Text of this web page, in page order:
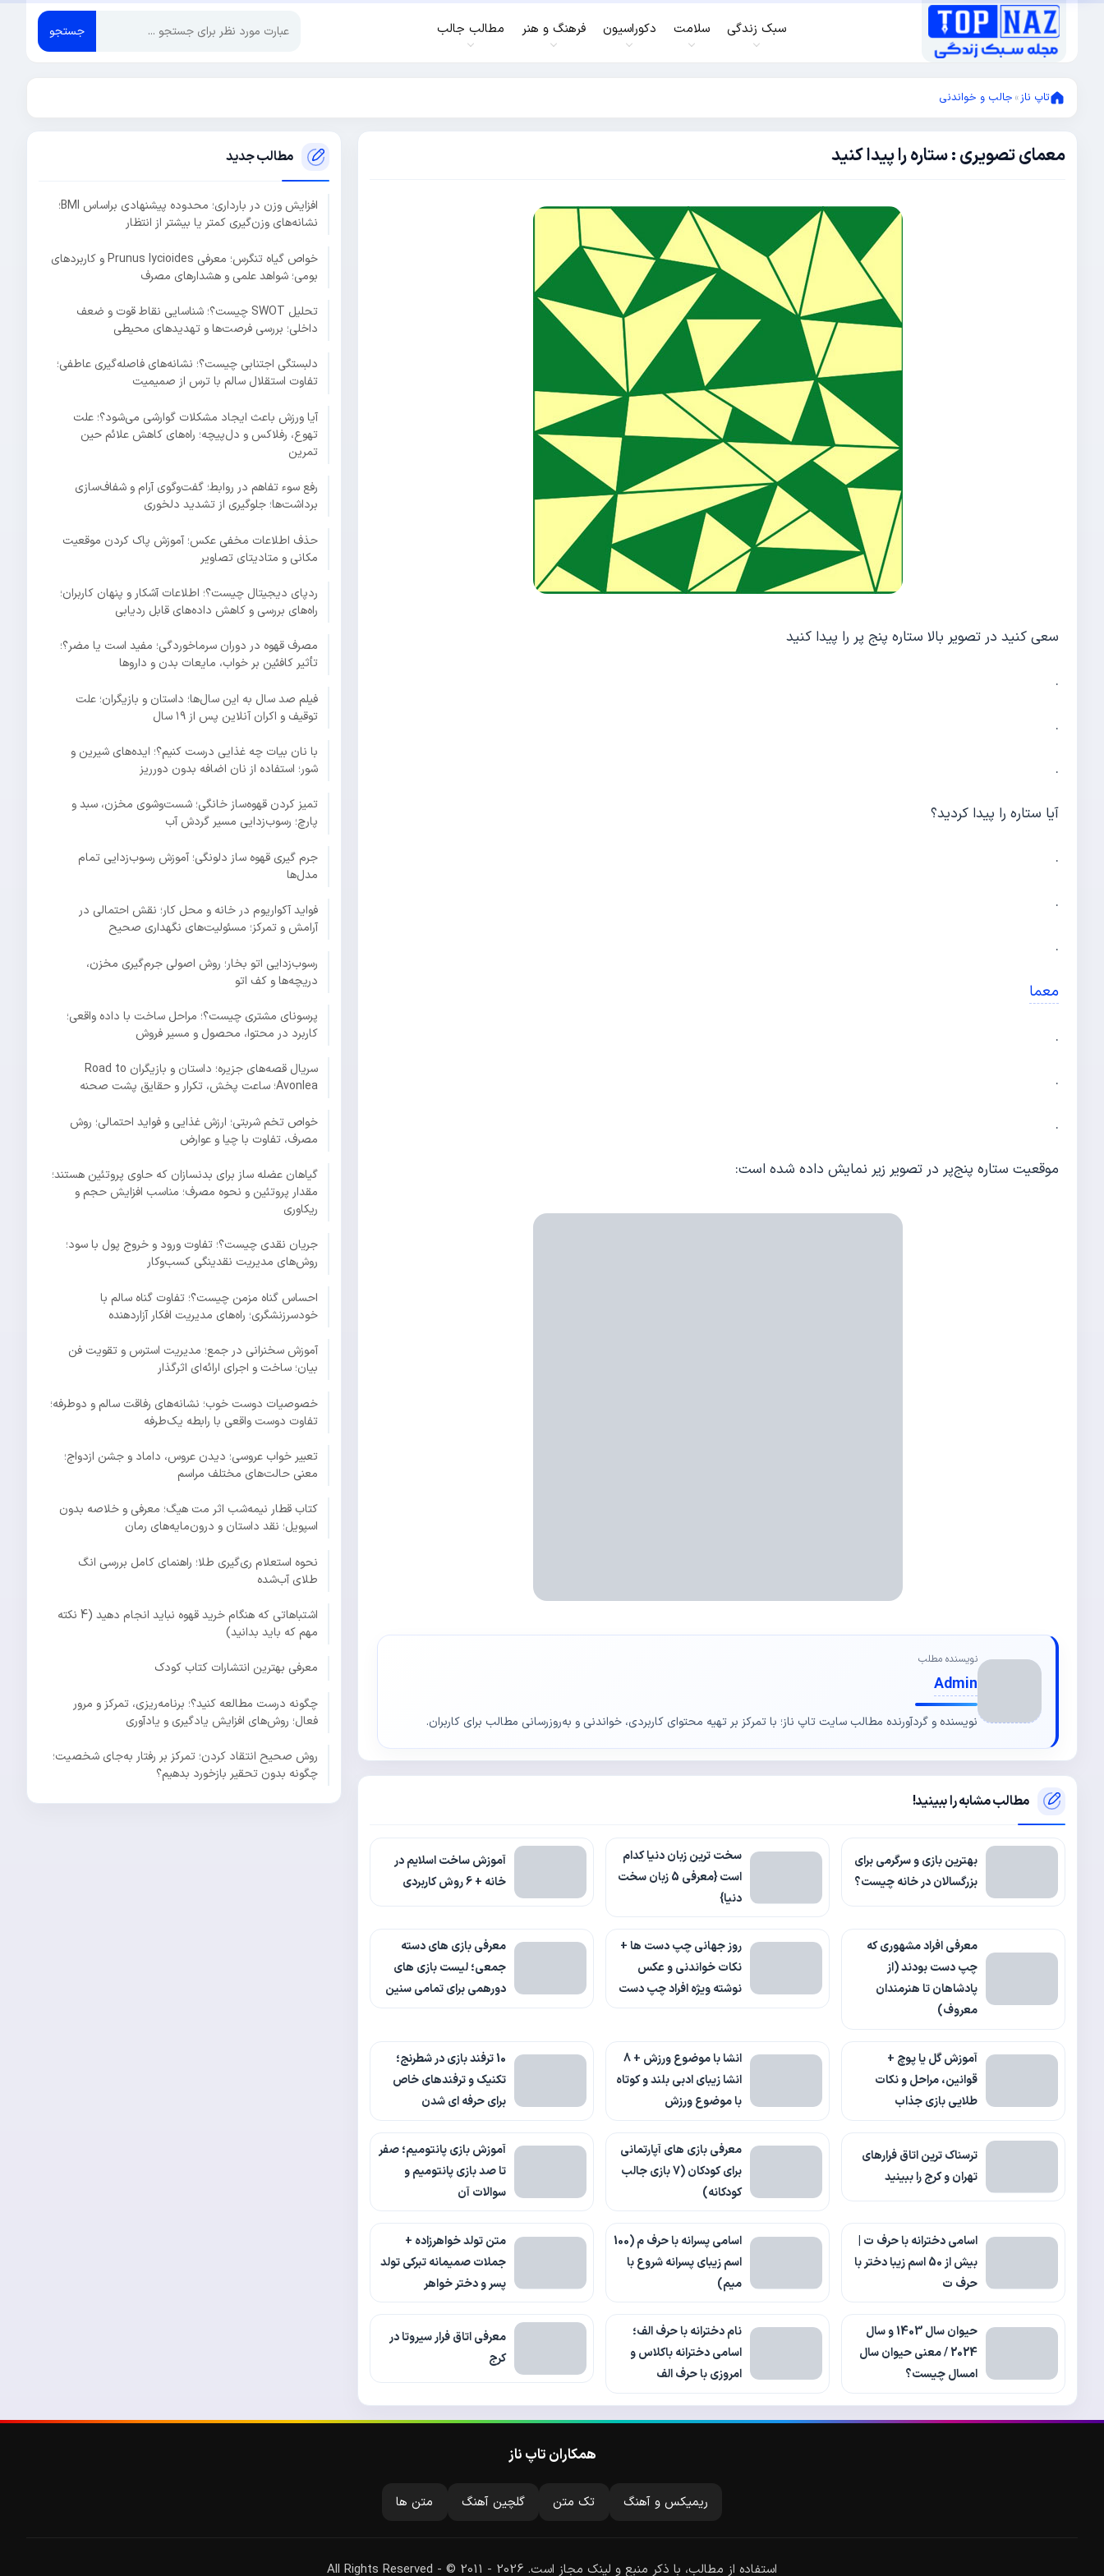
سبک زندگی سلامت دکوراسیون فرهنگ و هنر مطالب جالب جستجو
تاپ ناز» جالب و خواندنی
معمای تصویری : ستاره را پیدا کنید
فوریه
سعی کنید در تصویر بالا ستاره پنج پر را پیدا کنید
.
.
.
آیا ستاره را پیدا کردید؟
.
.
.
معما
.
.
.
موقعیت ستاره پنج‌پر در تصویر زیر نمایش داده شده است:
نویسنده مطلب
Admin
نویسنده و گردآورنده مطالب سایت تاپ ناز؛ با تمرکز بر تهیه محتوای کاربردی، خواندنی و به‌روزرسانی مطالب برای کاربران.
مطالب مشابه را ببینید!
بهترین بازی و سرگرمی برای
بزرگسالان در خانه چیست؟
سخت ترین زبان دنیا کدام
است {معرفی 5 زبان سخت
دنیا}
آموزش ساخت اسلایم در
خانه + 6 روش کاربردی
معرفی افراد مشهوری که
چپ دست بودند (از
پادشاهان تا هنرمندان
معروف)
روز جهانی چپ دست ها +
نکات خواندنی و عکس
نوشته ویژه افراد چپ دست
معرفی بازی های دسته
جمعی؛ لیست بازی های
دورهمی برای تمامی سنین
آموزش گل یا پوچ +
قوانین، مراحل و نکات
طلایی بازی جذاب
انشا با موضوع ورزش + 8
انشا زیبای ادبی بلند و کوتاه
با موضوع ورزش
10 ترفند بازی در شطرنج؛
تکنیک و ترفندهای خاص
برای حرفه ای شدن
ترسناک ترین اتاق فرارهای
تهران و کرج را ببینید
معرفی بازی های آپارتمانی
برای کودکان (7 بازی جالب
کودکانه)
آموزش بازی پانتومیم؛ صفر
تا صد بازی پانتومیم و
سوالات آن
اسامی دخترانه با حرف ت |
بیش از 50 اسم زیبا دختر با
حرف ت
اسامی پسرانه با حرف م (100
اسم زیبای پسرانه شروع با
میم)
متن تولد خواهرزاده +
جملات صمیمانه تبرکی تولد
پسر و دختر خواهر
حیوان سال 1403 و سال
2024 / معنی حیوان سال
امسال چیست؟
نام دخترانه با حرف الف؛
اسامی دخترانه باکلاس و
امروزی با حرف الف
معرفی اتاق فرار سیروتا در
کرج
مطالب جدید
افزایش وزن در بارداری؛ محدوده پیشنهادی براساس BMI؛
نشانه‌های وزن‌گیری کمتر یا بیشتر از انتظار
خواص گیاه تنگرس؛ معرفی Prunus lycioides و کاربردهای
بومی؛ شواهد علمی و هشدارهای مصرف
تحلیل SWOT چیست؟؛ شناسایی نقاط قوت و ضعف
داخلی؛ بررسی فرصت‌ها و تهدیدهای محیطی
دلبستگی اجتنابی چیست؟؛ نشانه‌های فاصله‌گیری عاطفی؛
تفاوت استقلال سالم با ترس از صمیمیت
آیا ورزش باعث ایجاد مشکلات گوارشی می‌شود؟؛ علت
تهوع، رفلاکس و دل‌پیچه؛ راه‌های کاهش علائم حین
تمرین
رفع سوء تفاهم در روابط؛ گفت‌وگوی آرام و شفاف‌سازی
برداشت‌ها؛ جلوگیری از تشدید دلخوری
حذف اطلاعات مخفی عکس؛ آموزش پاک کردن موقعیت
مکانی و متادیتای تصاویر
ردپای دیجیتال چیست؟؛ اطلاعات آشکار و پنهان کاربران؛
راه‌های بررسی و کاهش داده‌های قابل ردیابی
مصرف قهوه در دوران سرماخوردگی؛ مفید است یا مضر؟؛
تأثیر کافئین بر خواب، مایعات بدن و داروها
فیلم صد سال به این سال‌ها؛ داستان و بازیگران؛ علت
توقیف و اکران آنلاین پس از ۱۹ سال
با نان بیات چه غذایی درست کنیم؟؛ ایده‌های شیرین و
شور؛ استفاده از نان اضافه بدون دورریز
تمیز کردن قهوه‌ساز خانگی؛ شست‌وشوی مخزن، سبد و
پارچ؛ رسوب‌زدایی مسیر گردش آب
جرم گیری قهوه ساز دلونگی؛ آموزش رسوب‌زدایی تمام
مدل‌ها
فواید آکواریوم در خانه و محل کار؛ نقش احتمالی در
آرامش و تمرکز؛ مسئولیت‌های نگهداری صحیح
رسوب‌زدایی اتو بخار؛ روش اصولی جرم‌گیری مخزن،
دریچه‌ها و کف اتو
پرسونای مشتری چیست؟؛ مراحل ساخت با داده واقعی؛
کاربرد در محتوا، محصول و مسیر فروش
سریال قصه‌های جزیره؛ داستان و بازیگران Road to
Avonlea؛ ساعت پخش، تکرار و حقایق پشت صحنه
خواص تخم شربتی؛ ارزش غذایی و فواید احتمالی؛ روش
مصرف، تفاوت با چیا و عوارض
گیاهان عضله ساز برای بدنسازان که حاوی پروتئین هستند؛
مقدار پروتئین و نحوه مصرف؛ مناسب افزایش حجم و
ریکاوری
جریان نقدی چیست؟؛ تفاوت ورود و خروج پول با سود؛
روش‌های مدیریت نقدینگی کسب‌وکار
احساس گناه مزمن چیست؟؛ تفاوت گناه سالم با
خودسرزنشگری؛ راه‌های مدیریت افکار آزاردهنده
آموزش سخنرانی در جمع؛ مدیریت استرس و تقویت فن
بیان؛ ساخت و اجرای ارائه‌ای اثرگذار
خصوصیات دوست خوب؛ نشانه‌های رفاقت سالم و دوطرفه؛
تفاوت دوست واقعی با رابطه یک‌طرفه
تعبیر خواب عروسی؛ دیدن عروس، داماد و جشن ازدواج؛
معنی حالت‌های مختلف مراسم
کتاب قطار نیمه‌شب اثر مت هیگ؛ معرفی و خلاصه بدون
اسپویل؛ نقد داستان و درون‌مایه‌های رمان
نحوه استعلام ری‌گیری طلا؛ راهنمای کامل بررسی انگ
طلای آب‌شده
اشتباهاتی که هنگام خرید قهوه نباید انجام دهید (4 نکته
مهم که باید بدانید)
معرفی بهترین انتشارات کتاب کودک
چگونه درست مطالعه کنید؟؛ برنامه‌ریزی، تمرکز و مرور
فعال؛ روش‌های افزایش یادگیری و یادآوری
روش صحیح انتقاد کردن؛ تمرکز بر رفتار به‌جای شخصیت؛
چگونه بدون تحقیر بازخورد بدهیم؟
همکاران تاپ ناز
ریمیکس و آهنگ تک متن گلچین آهنگ متن ها
استفاده از مطالب، با ذکر منبع و لینک مجاز است. All Rights Reserved - © 2011 - 2026